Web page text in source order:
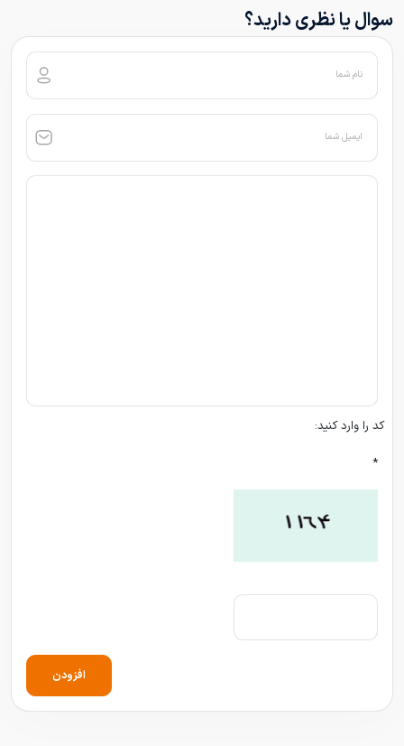
سوال یا نظری دارید؟
نام شما
ایمیل شما
کد را وارد کنید:
*
افزودن